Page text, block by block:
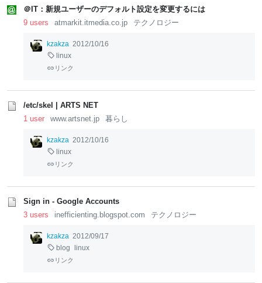
＠IT：新規ユーザーのデフォルト設定を変更するには
9 users
atmarkit.itmedia.co.jp テクノロジー
kzakza 2012/10/16
linux
リンク
/etc/skel | ARTS NET
1 user
www.artsnet.jp 暮らし
kzakza 2012/10/16
linux
リンク
Sign in - Google Accounts
3 users
inefficienting.blogspot.com テクノロジー
kzakza 2012/09/17
blog
linux
リンク